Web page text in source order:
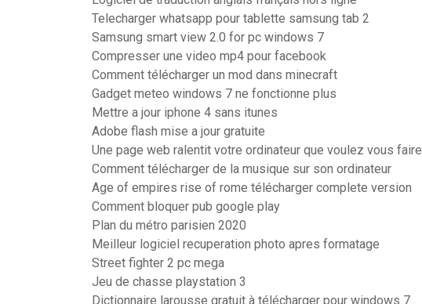
Telecharger whatsapp pour tablette samsung tab 2
Samsung smart view 2.0 for pc windows 7
Compresser une video mp4 pour facebook
Comment télécharger un mod dans minecraft
Gadget meteo windows 7 ne fonctionne plus
Mettre a jour iphone 4 sans itunes
Adobe flash mise a jour gratuite
Une page web ralentit votre ordinateur que voulez vous faire
Comment télécharger de la musique sur son ordinateur
Age of empires rise of rome télécharger complete version
Comment bloquer pub google play
Plan du métro parisien 2020
Meilleur logiciel recuperation photo apres formatage
Street fighter 2 pc mega
Jeu de chasse playstation 3
Dictionnaire larousse gratuit à télécharger pour windows 7